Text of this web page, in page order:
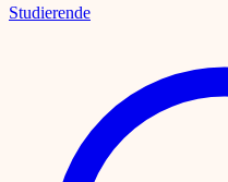
Studierende